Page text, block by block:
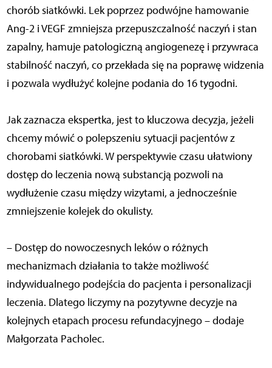
chorób siatkówki. Lek poprzez podwójne hamowanie
Ang-2 i VEGF zmniejsza przepuszczalność naczyń i stan
zapalny, hamuje patologiczną angiogenezę i przywraca
stabilność naczyń, co przekłada się na poprawę widzenia
i pozwala wydłużyć kolejne podania do 16 tygodni.
Jak zaznacza ekspertka, jest to kluczowa decyzja, jeżeli
chcemy mówić o polepszeniu sytuacji pacjentów z
chorobami siatkówki. W perspektywie czasu ułatwiony
dostęp do leczenia nową substancją pozwoli na
wydłużenie czasu między wizytami, a jednocześnie
zmniejszenie kolejek do okulisty.
– Dostęp do nowoczesnych leków o różnych
mechanizmach działania to także możliwość
indywidualnego podejścia do pacjenta i personalizacji
leczenia. Dlatego liczymy na pozytywne decyzje na
kolejnych etapach procesu refundacyjnego – dodaje
Małgorzata Pacholec.